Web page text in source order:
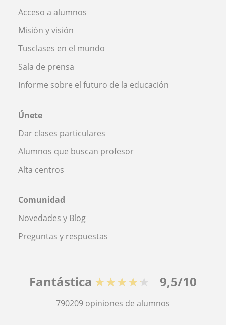
Acceso a alumnos
Misión y visión
Tusclases en el mundo
Sala de prensa
Informe sobre el futuro de la educación
Únete
Dar clases particulares
Alumnos que buscan profesor
Alta centros
Comunidad
Novedades y Blog
Preguntas y respuestas
Fantástica ★★★★★ 9,5/10
790209 opiniones de alumnos